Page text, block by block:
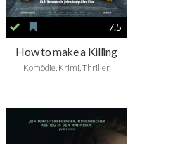
7.5
How to make a Killing
Komödie, Krimi, Thriller